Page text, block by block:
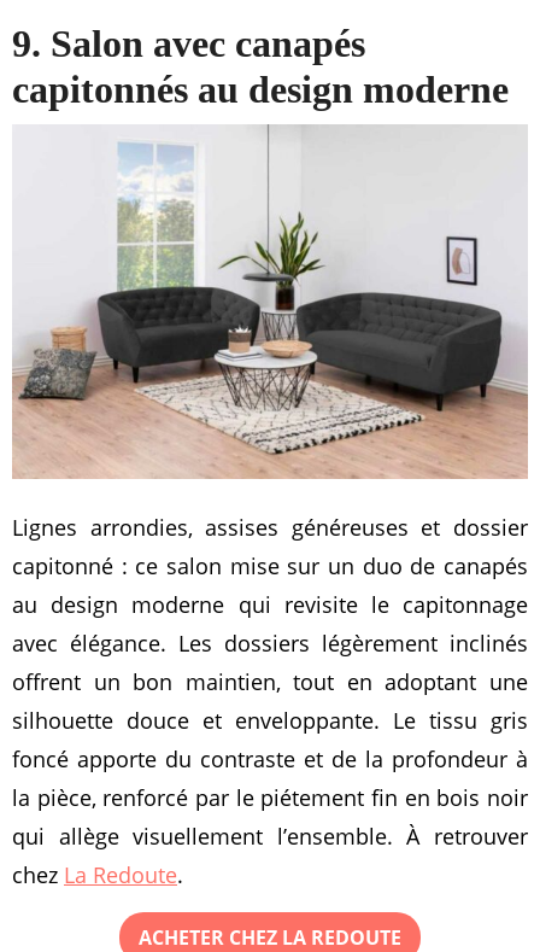
9. Salon avec canapés
capitonnés au design moderne
Lignes arrondies, assises généreuses et dossier
capitonné : ce salon mise sur un duo de canapés
au design moderne qui revisite le capitonnage
avec élégance. Les dossiers légèrement inclinés
offrent un bon maintien, tout en adoptant une
silhouette douce et enveloppante. Le tissu gris
foncé apporte du contraste et de la profondeur à
la pièce, renforcé par le piétement fin en bois noir
qui allège visuellement l’ensemble. À retrouver
chez La Redoute.
ACHETER CHEZ LA REDOUTE